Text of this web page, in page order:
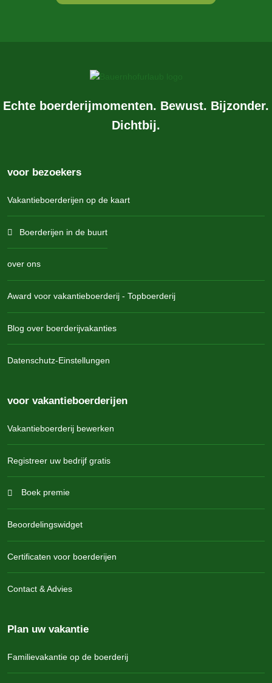
Echte boerderijmomenten. Bewust. Bijzonder.
Dichtbij.
voor bezoekers
Vakantieboerderijen op de kaart
Boerderijen in de buurt
over ons
Award voor vakantieboerderij - Topboerderij
Blog over boerderijvakanties
Datenschutz-Einstellungen
voor vakantieboerderijen
Vakantieboerderij bewerken
Registreer uw bedrijf gratis
Boek premie
Beoordelingswidget
Certificaten voor boerderijen
Contact & Advies
Plan uw vakantie
Familievakantie op de boerderij